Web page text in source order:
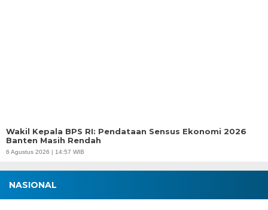
Wakil Kepala BPS RI: Pendataan Sensus Ekonomi 2026
Banten Masih Rendah
6 Agustus 2026 | 14:57 WIB
NASIONAL